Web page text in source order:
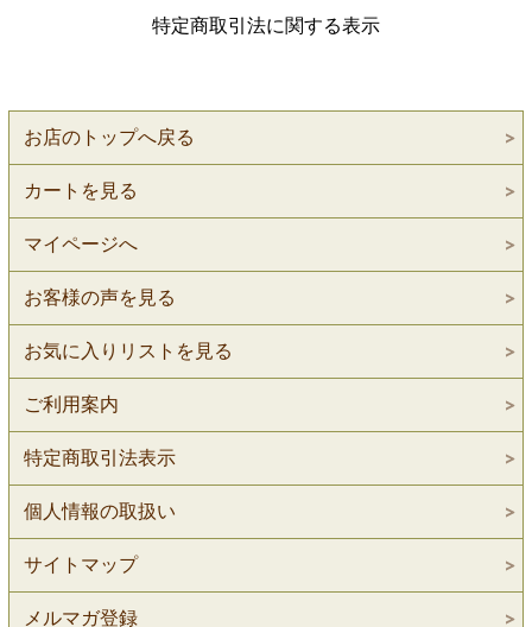
特定商取引法に関する表示
お店のトップへ戻る
カートを見る
マイページへ
お客様の声を見る
お気に入りリストを見る
ご利用案内
特定商取引法表示
個人情報の取扱い
サイトマップ
メルマガ登録